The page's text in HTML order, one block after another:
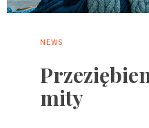
NEWS
mity